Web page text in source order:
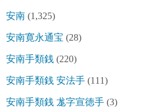
安南 (1,325)
安南寛永通宝 (28)
安南手類銭 (220)
安南手類銭 安法手 (111)
安南手類銭 尨字宣徳手 (3)